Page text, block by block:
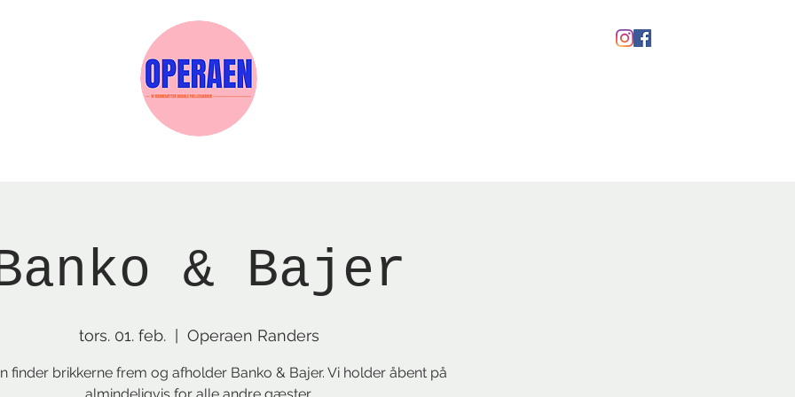
& Bajer
tors. 01. feb.
  |
Operaen Randers
finder brikkerne frem og afholder Banko & Bajer. Vi holder åbent på